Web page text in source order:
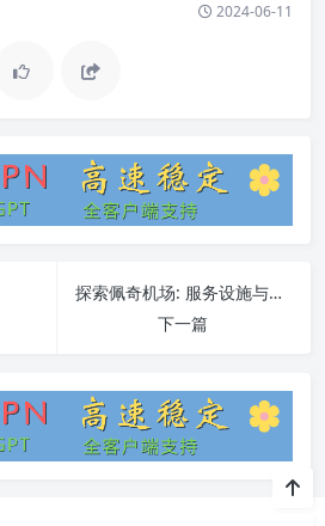
2024-06-11
探索佩奇机场: 服务设施与常见问题一览
下一篇